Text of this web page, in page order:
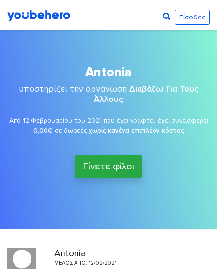
Είσοδος
Antonia
υποστηρίζει την οργάνωση Διαβάζω Για Τους
Άλλους
Από 12 Φεβρουαρίου του 2021 που έχει γραφτεί, έχει συνεισφέρει
0,00€ σε δωρεές χωρίς κανένα επιπλέον κόστος
Γίνετε φίλοι
Antonia
ΜΈΛΟΣ ΑΠΌ: 12/02/2021